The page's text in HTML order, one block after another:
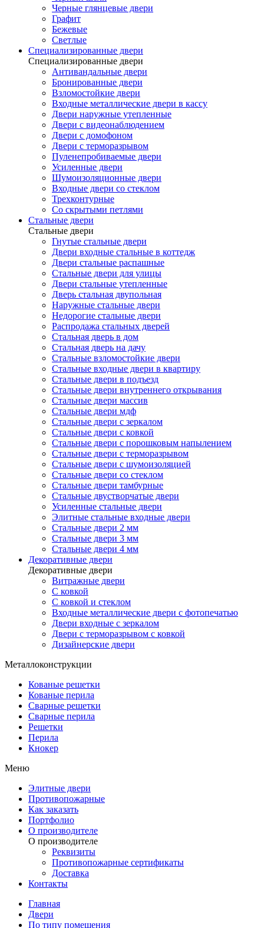
Черные глянцевые двери
Графит
Бежевые
Светлые
Специализированные двери
Специализированные двери
Антивандальные двери
Бронированные двери
Взломостойкие двери
Входные металлические двери в кассу
Двери наружные утепленные
Двери с видеонаблюдением
Двери с домофоном
Двери с терморазрывом
Пуленепробиваемые двери
Усиленные двери
Шумоизоляционные двери
Входные двери со стеклом
Трехконтурные
Со скрытыми петлями
Стальные двери
Стальные двери
Гнутые стальные двери
Двери входные стальные в коттедж
Двери стальные распашные
Стальные двери для улицы
Двери стальные утепленные
Дверь стальная двупольная
Наружные стальные двери
Недорогие стальные двери
Распродажа стальных дверей
Стальная дверь в дом
Стальная дверь на дачу
Стальные взломостойкие двери
Стальные входные двери в квартиру
Стальные двери в подъезд
Стальные двери внутреннего открывания
Стальные двери массив
Стальные двери мдф
Стальные двери с зеркалом
Стальные двери с ковкой
Стальные двери с порошковым напылением
Стальные двери с терморазрывом
Стальные двери с шумоизоляцией
Стальные двери со стеклом
Стальные двери тамбурные
Стальные двустворчатые двери
Усиленные стальные двери
Элитные стальные входные двери
Стальные двери 2 мм
Стальные двери 3 мм
Стальные двери 4 мм
Декоративные двери
Декоративные двери
Витражные двери
С ковкой
С ковкой и стеклом
Входные металлические двери с фотопечатью
Двери входные с зеркалом
Двери с терморазрывом с ковкой
Дизайнерские двери
Металлоконструкции
Кованые решетки
Кованые перила
Сварные решетки
Сварные перила
Решетки
Перила
Кнокер
Меню
Элитные двери
Противопожарные
Как заказать
Портфолио
О производителе
О производителе
Реквизиты
Противопожарные сертификаты
Доставка
Контакты
Главная
Двери
По типу помещения